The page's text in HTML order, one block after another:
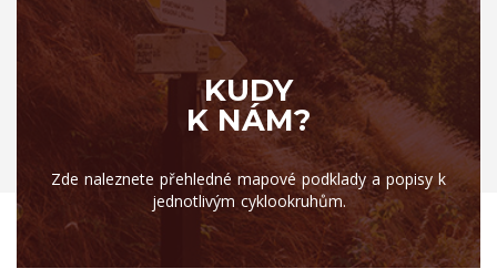
KUDY
K NÁM?
Zde naleznete přehledné mapové podklady a popisy k
jednotlivým cyklookruhům.